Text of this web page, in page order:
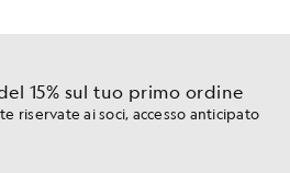
15% sul tuo primo ordine
riservate ai soci, accesso anticipato